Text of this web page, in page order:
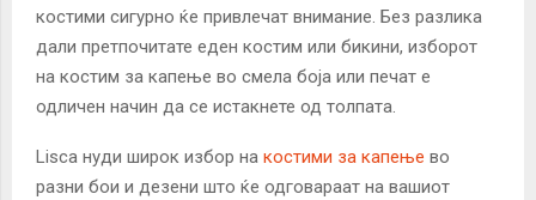
костими сигурно ќе привлечат внимание. Без разлика
дали претпочитате еден костим или бикини, изборот
на костим за капење во смела боја или печат е
одличен начин да се истакнете од толпата.
Lisca нуди широк избор на костими за капење во
разни бои и дезени што ќе одговараат на вашиот